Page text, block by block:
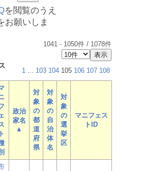
を閲覧のうえ
お願いしま
1041 - 1050件 / 1078件
1 ... 103 104 105 106 107 108
ト
政治
家名
▲
対
象
の
都
道
府
県
対
象
の
自
治
体
名
対
象
の
選
挙
区
マニフェス
トID